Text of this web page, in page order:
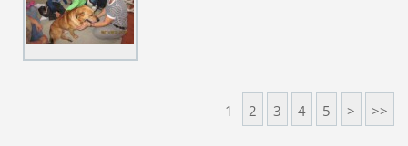
1 2 3 4 5 > >>